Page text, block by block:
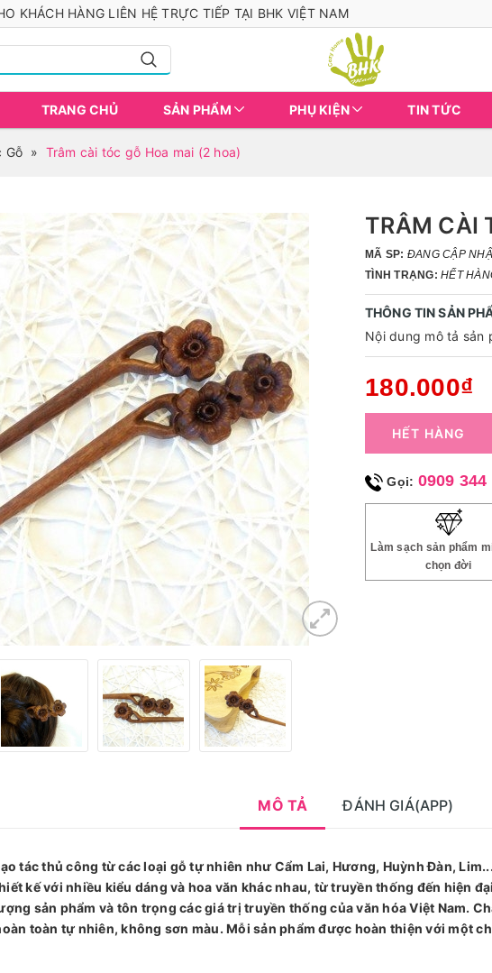
KHÁCH HÀNG LIÊN HỆ TRỰC TIẾP TẠI BHK VIỆT NAM
TRANG CHỦ SẢN PHẨM PHỤ KIỆN TIN TỨC
Gỗ » Trâm cài tóc gỗ Hoa mai (2 hoa)
TRÂM CÀI
MÃ SP: ĐANG CẬP
TÌNH TRẠNG: HẾT
THÔNG TIN SẢN
Nội dung mô tả sản
180.000₫
HẾT HÀNG
Gọi: 0909 344
Làm sạch sản phẩm
chọn đời
MÔ TẢ ĐÁNH GIÁ(APP)
tác thủ công từ các loại gỗ tự nhiên như Cẩm Lai, Hương, Huỳnh Đàn,
kế với nhiều kiểu dáng và hoa văn khác nhau, từ truyền thống đến hiện
sản phẩm và tôn trọng các giá trị truyền thống của văn hóa Việt Nam.
toàn tự nhiên, không sơn màu. Mỗi sản phẩm được hoàn thiện với một